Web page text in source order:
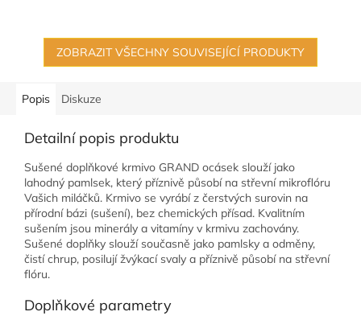
ZOBRAZIT VŠECHNY SOUVISEJÍCÍ PRODUKTY
Popis Diskuze
Detailní popis produktu
Sušené doplňkové krmivo GRAND ocásek slouží jako
lahodný pamlsek, který příznivě působí na střevní mikroflóru
Vašich miláčků. Krmivo se vyrábí z čerstvých surovin na
přírodní bázi (sušení), bez chemických přísad. Kvalitním
sušením jsou minerály a vitamíny v krmivu zachovány.
Sušené doplňky slouží současně jako pamlsky a odměny,
čistí chrup, posilují žvýkací svaly a příznivě působí na střevní
flóru.
Doplňkové parametry